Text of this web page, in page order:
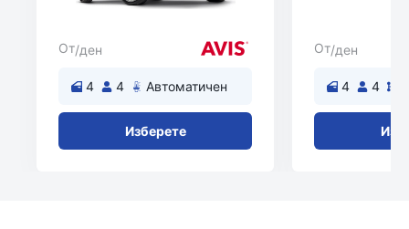
От/ден
4 4 Автоматичен
Изберете
От/ден
4 4